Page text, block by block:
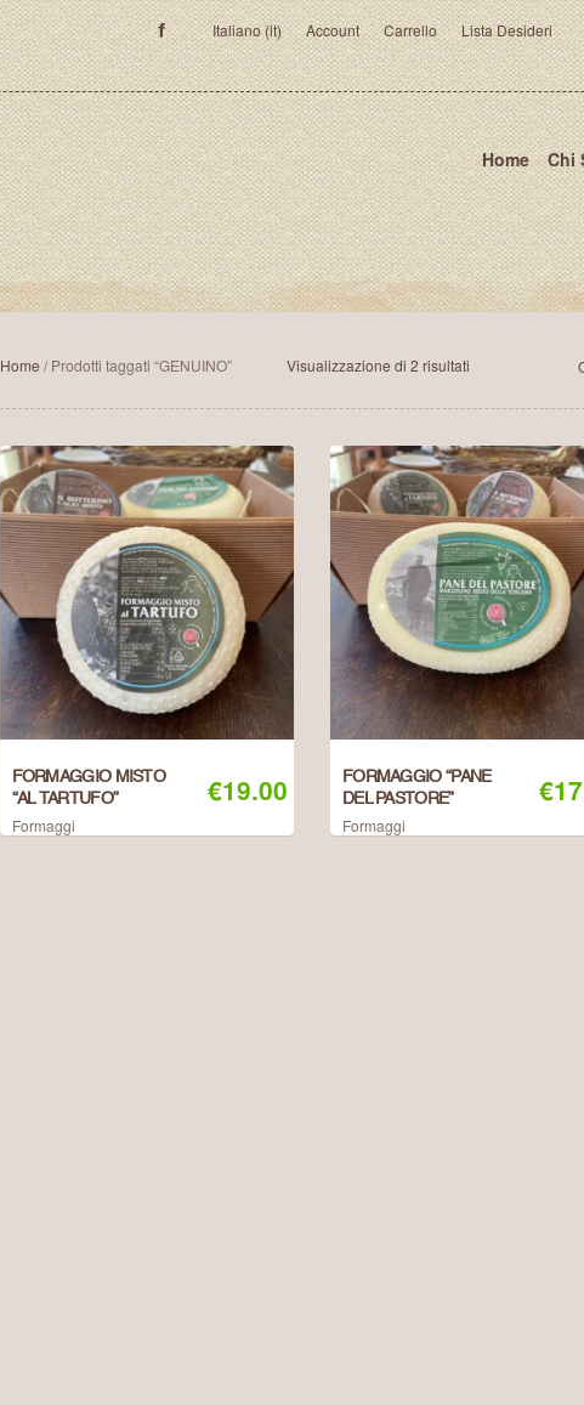
Italiano (it) Account Carrello Lista Desideri
Home Chi
Home / Prodotti taggati “GENUINO” Visualizzazione di 2 risultatiOrdina
base
più
recente
FORMAGGIO MISTO
“AL TARTUFO”
Formaggi
€19.00
FORMAGGIO “PANE
DEL PASTORE”
Formaggi
€